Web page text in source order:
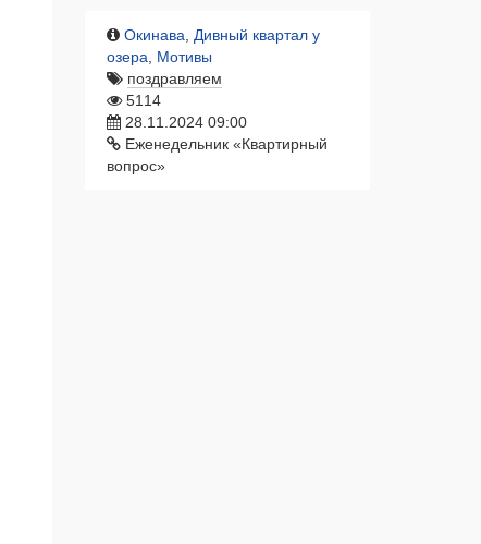
Окинава
Дивный квартал у
озера
Мотивы
поздравляем
5114
28.11.2024 09:00
Еженедельник «Квартирный
вопрос»